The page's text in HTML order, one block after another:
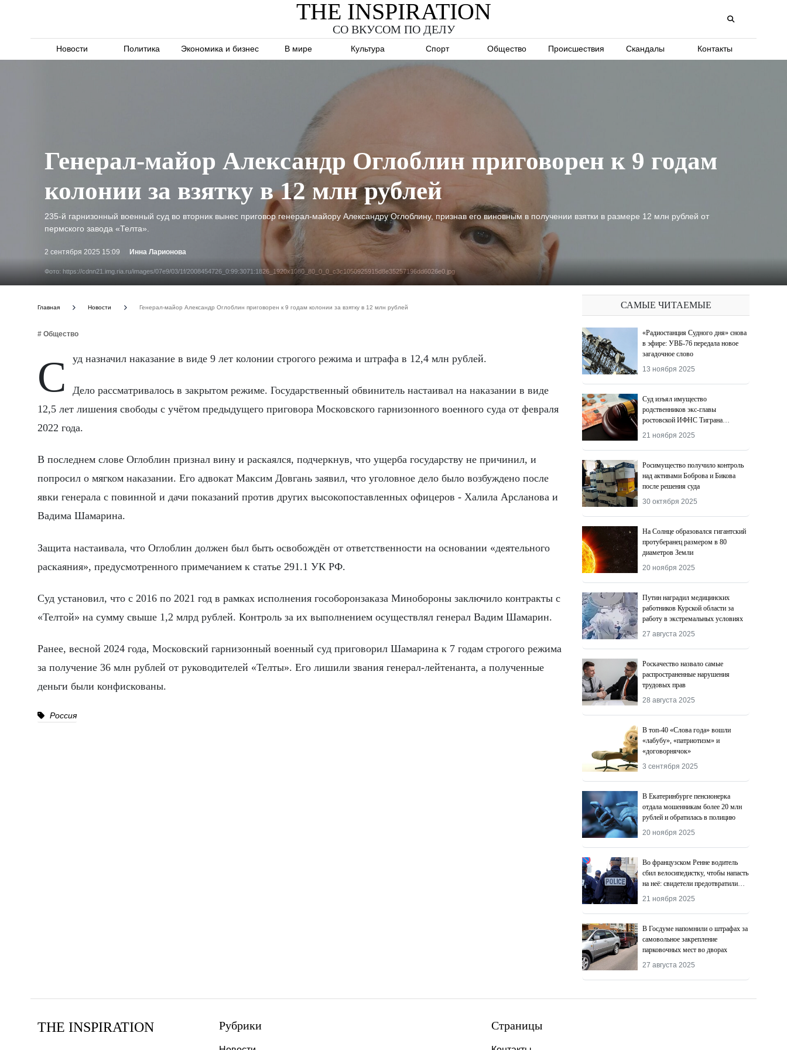
THE INSPIRATION
СО ВКУСОМ ПО ДЕЛУ
Новости Политика Экономика и бизнес В мире Культура Спорт Общество Происшествия Скандалы Контакты
Фото: https://cdnn21.img.ria.ru/images/07e9/03/1f/2008454726_0:99:3071:1826_1920x1080_80_0_0_c3c1050925915d8e35257196dd6026e0.jpg
Генерал-майор Александр Оглоблин приговорен к 9 годам
колонии за взятку в 12 млн рублей
235-й гарнизонный военный суд во вторник вынес приговор генерал-майору Александру Оглоблину, признав его виновным в получении взятки в размере 12 млн рублей от
пермского завода «Телта».
2 сентября 2025 15:09 Инна Ларионова
Главная Новости Генерал-майор Александр Оглоблин приговорен к 9 годам колонии за взятку в 12 млн рублей
# Общество
Суд назначил наказание в виде 9 лет колонии строгого режима и штрафа в 12,4 млн рублей.
Дело рассматривалось в закрытом режиме. Государственный обвинитель настаивал на наказании в виде
12,5 лет лишения свободы с учётом предыдущего приговора Московского гарнизонного военного суда от февраля
2022 года.
В последнем слове Оглоблин признал вину и раскаялся, подчеркнув, что ущерба государству не причинил, и
попросил о мягком наказании. Его адвокат Максим Довгань заявил, что уголовное дело было возбуждено после
явки генерала с повинной и дачи показаний против других высокопоставленных офицеров - Халила Арсланова и
Вадима Шамарина.
Защита настаивала, что Оглоблин должен был быть освобождён от ответственности на основании «деятельного
раскаяния», предусмотренного примечанием к статье 291.1 УК РФ.
Суд установил, что с 2016 по 2021 год в рамках исполнения гособоронзаказа Минобороны заключило контракты с
«Телтой» на сумму свыше 1,2 млрд рублей. Контроль за их выполнением осуществлял генерал Вадим Шамарин.
Ранее, весной 2024 года, Московский гарнизонный военный суд приговорил Шамарина к 7 годам строгого режима
за получение 36 млн рублей от руководителей «Телты». Его лишили звания генерал-лейтенанта, а полученные
деньги были конфискованы.
Россия
САМЫЕ ЧИТАЕМЫЕ
«Радиостанция Судного дня» снова
в эфире: УВБ-76 передала новое
загадочное слово
13 ноября 2025
Суд изъял имущество
родственников экс-главы
ростовской ИФНС Тиграна
Додохяна
21 ноября 2025
Росимущество получило контроль
над активами Боброва и Бикова
после решения суда
30 октября 2025
На Солнце образовался гигантский
протуберанец размером в 80
диаметров Земли
20 ноября 2025
Путин наградил медицинских
работников Курской области за
работу в экстремальных условиях
27 августа 2025
Роскачество назвалo самые
распространенные нарушения
трудовых прав
28 августа 2025
В топ-40 «Слова года» вошли
«лабубу», «патриотизм» и
«договорнячок»
3 сентября 2025
В Екатеринбурге пенсионерка
отдала мошенникам более 20 млн
рублей и обратилась в полицию
20 ноября 2025
Во французском Ренне водитель
сбил велосипедистку, чтобы напасть
на неё: свидетели предотвратили
преступление
21 ноября 2025
В Госдуме напомнили о штрафах за
самовольное закрепление
парковочных мест во дворах
27 августа 2025
THE INSPIRATION Рубрики Страницы